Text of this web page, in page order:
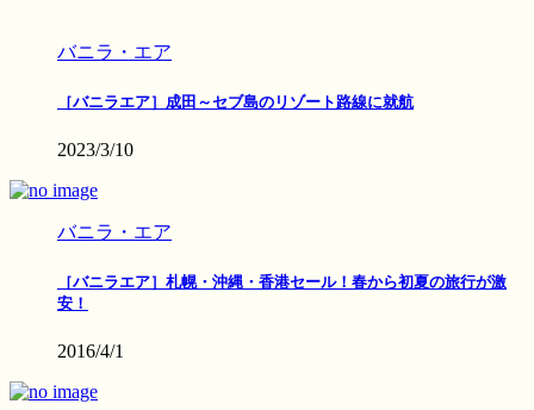
バニラ・エア
［バニラエア］成田～セブ島のリゾート路線に就航
2023/3/10
バニラ・エア
［バニラエア］札幌・沖縄・香港セール！春から初夏の旅行が激
安！
2016/4/1